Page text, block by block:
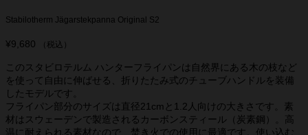
Stabilotherm Jägarstekpanna Original S2
¥9,680 （税込）
このスタビロテルム ハンターフライパンは自然界にある木の枝など
を使って自由に伸ばせる、折りたたみ式のチューブハンドルを装備
したモデルです。
フライパン部分のサイズは直径21cmと1.2人向けの大きさです。素
材はスウェーデンで製造されるカーボンスティール（炭素鋼）。高
温に耐えられる素材なので、焚き火での使用に最適です。使い込む